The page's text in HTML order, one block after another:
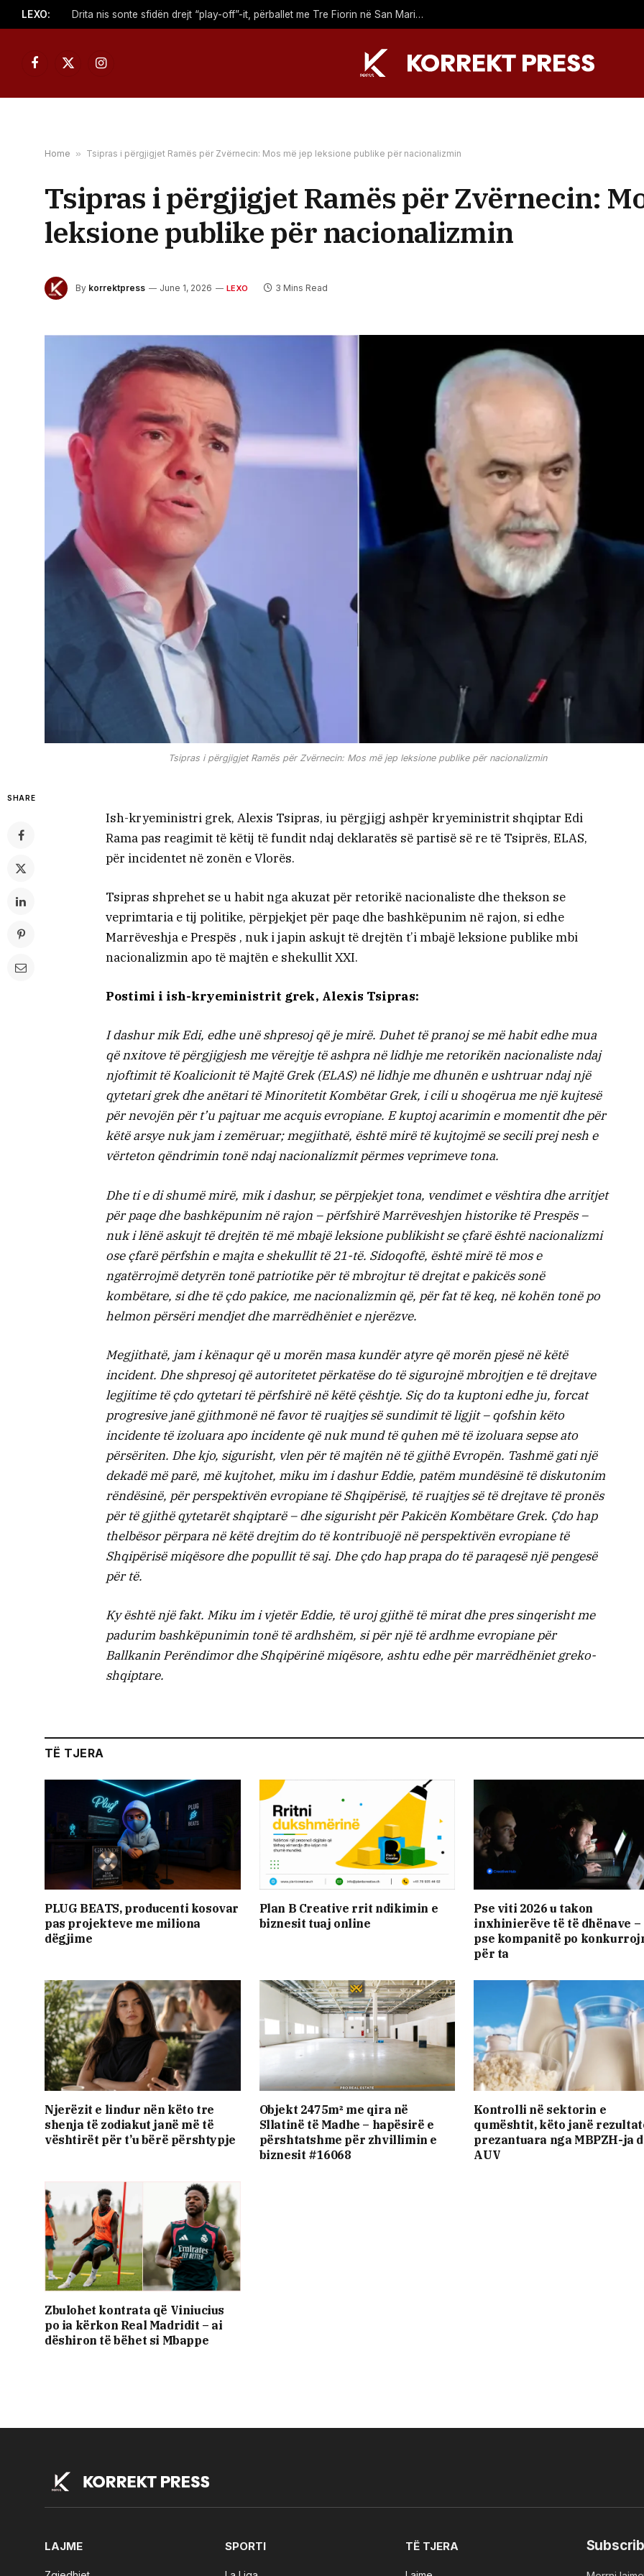
LEXO: Drita nis sonte sfidën drejt “play-off”-it, përballet me Tre Fiorin në San Marino
Facebook
X
Instagram
Home » Tsipras i përgjigjet Ramës për Zvërnecin: Mos më jep leksione publike për nacionalizmin
Tsipras i përgjigjet Ramës për Zvërnecin:
leksione publike për nacionalizmin
By korrektpress June 1, 2026 LEXO 3 Mins Read
Tsipras i përgjigjet Ramës për Zvërnecin: Mos më jep leksione publike për nacionalizmin
SHARE
Ish-kryeministri grek, Alexis Tsipras, iu përgjigj ashpër kryeministrit shqiptar Edi
Rama pas reagimit të këtij të fundit ndaj deklaratës së partisë së re të Tsiprës, ELAS,
për incidentet në zonën e Vlorës.
Tsipras shprehet se u habit nga akuzat për retorikë nacionaliste dhe thekson se
veprimtaria e tij politike, përpjekjet për paqe dhe bashkëpunim në rajon, si edhe
Marrëveshja e Prespës , nuk i japin askujt të drejtën t’i mbajë leksione publike mbi
nacionalizmin apo të majtën e shekullit XXI.
Postimi i ish-kryeministrit grek, Alexis Tsipras:
I dashur mik Edi, edhe unë shpresoj që je mirë. Duhet të pranoj se më habit edhe mua
që nxitove të përgjigjesh me vërejtje të ashpra në lidhje me retorikën nacionaliste ndaj
njoftimit të Koalicionit të Majtë Grek (ELAS) në lidhje me dhunën e ushtruar ndaj një
qytetari grek dhe anëtari të Minoritetit Kombëtar Grek, i cili u shoqërua me një kujtesë
për nevojën për t’u pajtuar me acquis evropiane. E kuptoj acarimin e momentit dhe për
këtë arsye nuk jam i zemëruar; megjithatë, është mirë të kujtojmë se secili prej nesh e
vërteton qëndrimin tonë ndaj nacionalizmit përmes veprimeve tona.
Dhe ti e di shumë mirë, mik i dashur, se përpjekjet tona, vendimet e vështira dhe arritjet
për paqe dhe bashkëpunim në rajon – përfshirë Marrëveshjen historike të Prespës –
nuk i lënë askujt të drejtën të më mbajë leksione publikisht se çfarë është nacionalizmi
ose çfarë përfshin e majta e shekullit të 21-të. Sidoqoftë, është mirë të mos e
ngatërrojmë detyrën tonë patriotike për të mbrojtur të drejtat e pakicës sonë
kombëtare, si dhe të çdo pakice, me nacionalizmin që, për fat të keq, në kohën tonë po
helmon përsëri mendjet dhe marrëdhëniet e njerëzve.
Megjithatë, jam i kënaqur që u morën masa kundër atyre që morën pjesë në këtë
incident. Dhe shpresoj që autoritetet përkatëse do të sigurojnë mbrojtjen e të drejtave
legjitime të çdo qytetari të përfshirë në këtë çështje. Siç do ta kuptoni edhe ju, forcat
progresive janë gjithmonë në favor të ruajtjes së sundimit të ligjit – qofshin këto
incidente të izoluara apo incidente që nuk mund të quhen më të izoluara sepse ato
përsëriten. Dhe kjo, sigurisht, vlen për të majtën në të gjithë Evropën. Tashmë gati një
dekadë më parë, më kujtohet, miku im i dashur Eddie, patëm mundësinë të diskutonim
rëndësinë, për perspektivën evropiane të Shqipërisë, të ruajtjes së të drejtave të pronës
për të gjithë qytetarët shqiptarë – dhe sigurisht për Pakicën Kombëtare Grek. Çdo hap
thelbësor përpara në këtë drejtim do të kontribuojë në perspektivën evropiane të
Shqipërisë miqësore dhe popullit të saj. Dhe çdo hap prapa do të paraqesë një pengesë
për të.
Ky është një fakt. Miku im i vjetër Eddie, të uroj gjithë të mirat dhe pres sinqerisht me
padurim bashkëpunimin tonë të ardhshëm, si për një të ardhme evropiane për
Ballkanin Perëndimor dhe Shqipërinë miqësore, ashtu edhe për marrëdhëniet greko-
shqiptare.
TË TJERA
PLUG BEATS, producenti kosovar
pas projekteve me miliona
dëgjime
Plan B Creative rrit ndikimin e
biznesit tuaj online
Pse viti 2026 u takon
inxhinierëve të të dhënave –
pse kompanitë po
për ta
Njerëzit e lindur nën këto tre
shenja të zodiakut janë më të
vështirët për t’u bërë përshtypje
Objekt 2475m² me qira në
Sllatinë të Madhe – hapësirë e
përshtatshme për zhvillimin e
biznesit #16068
Kontrolli në sektorin e
qumështit, këto janë
prezantuara nga MBPZH-ja
AUV
Zbulohet kontrata që Viniucius
po ia kërkon Real Madridit – ai
dëshiron të bëhet si Mbappe
LAJME SPORTI TË TJERA